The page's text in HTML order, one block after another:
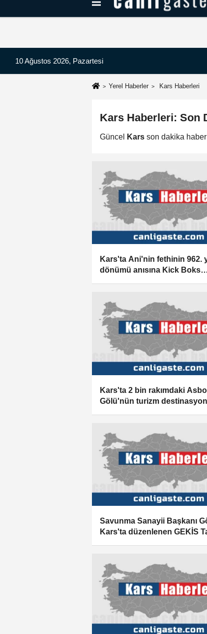
Kayseri Haberleri Can Radyo Dinle
10 Ağustos 2026, Pazartesi
Yerel Haberler Kars Haberleri
Kars Haberleri: Son
Güncel Kars son dakika haber
Kars'ta Ani'nin fethinin 962.
dönümü anısına Kick Boks
Kars'ta 2 bin rakımdaki
Gölü'nün turizm
Savunma Sanayii Başkanı
Kars'ta düzenlenen GEKİS